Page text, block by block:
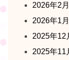
2026年2月
2026年1月
2025年12
2025年11